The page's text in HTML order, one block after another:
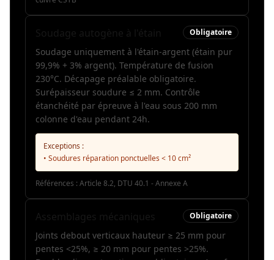
Obligatoire
Soudage uniquement à l'étain-argent (étain pur
99,9% + 3% argent). Température de fusion
230°C. Décapage préalable obligatoire.
Surépaisseur soudure ≤ 2 mm. Contrôle
étanchéité par épreuve à l'eau sous 200 mm
colonne d'eau pendant 24h.
Exceptions :
• Soudures réparation ponctuelles < 10 cm²
Références : Article 8.2, DTU 40.1 - Annexe A
Obligatoire
Joints debout verticaux hauteur ≥ 25 mm pour
pentes <25%, ≥ 20 mm pour pentes >25%.